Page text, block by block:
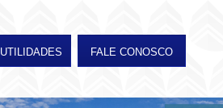
UTILIDADES FALE CONOSCO